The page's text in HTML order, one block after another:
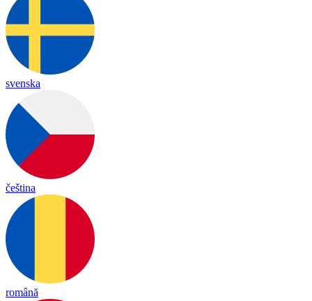
svenska
čeština
română